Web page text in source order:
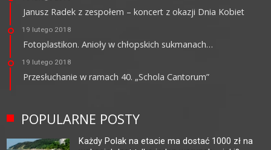
Janusz Radek z zespołem – koncert z okazji Dnia Kobiet
19 lutego 2018
Fotoplastikon. Anioły w chłopskich sukmanach…
19 lutego 2018
Przesłuchanie w ramach 40. „Schola Cantorum”
POPULARNE POSTY
Każdy Polak na etacie ma dostać 1000 zł na